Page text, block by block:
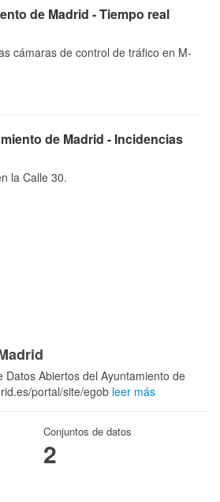
de Madrid - Tiempo real
cámaras de control de tráfico en M-
de Madrid - Incidencias
la Calle 30.
Datos Abiertos del Ayuntamiento de
portal/site/egob leer más
Conjuntos de datos
2